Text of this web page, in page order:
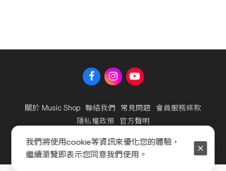
關於 Music Shop 聯絡我們 常見問題 會員服務條款
隱私權政策 官方聲明
Copyright © 2025 海國樂器股份有限公司及海億股份有限公
司，著作權所有
我們將使用cookie等資訊來優化您的體驗，
繼續瀏覽即表示您同意我們使用。